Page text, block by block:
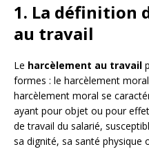
1. La définition
au travail
Le harcèlement au travail
formes : le harcèlement
harcèlement moral se
ayant pour objet ou pour
de travail du salarié,
sa dignité, sa santé